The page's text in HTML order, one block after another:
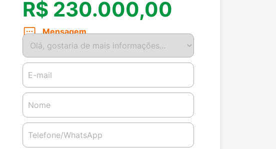
R$ 230.000,00
Mensagem